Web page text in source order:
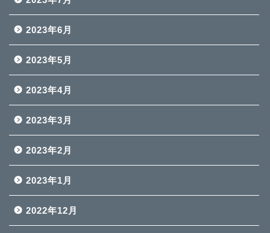
2023年6月
2023年5月
2023年4月
2023年3月
2023年2月
2023年1月
2022年12月